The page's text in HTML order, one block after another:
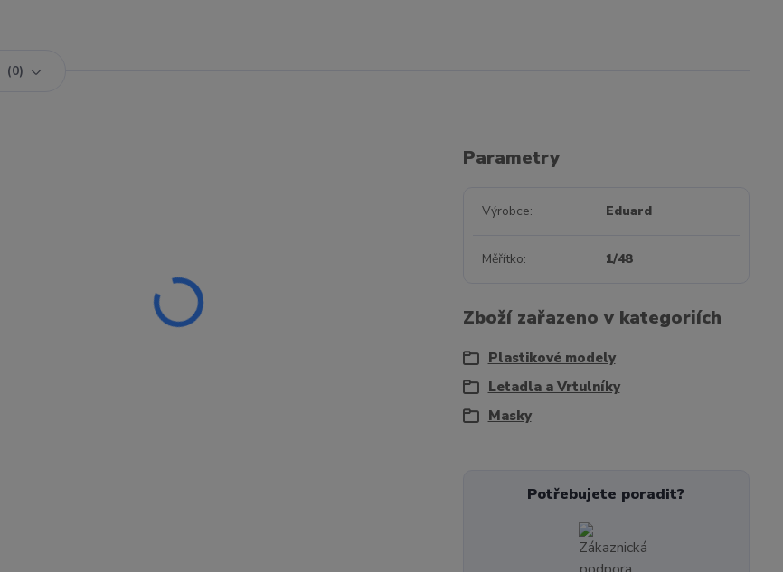
0
Parametry
Výrobce Eduard
Měřítko 1/48
Zboží zařazeno v kategoriích
Plastikové modely
Letadla a Vrtulníky
Masky
Potřebujete poradit?